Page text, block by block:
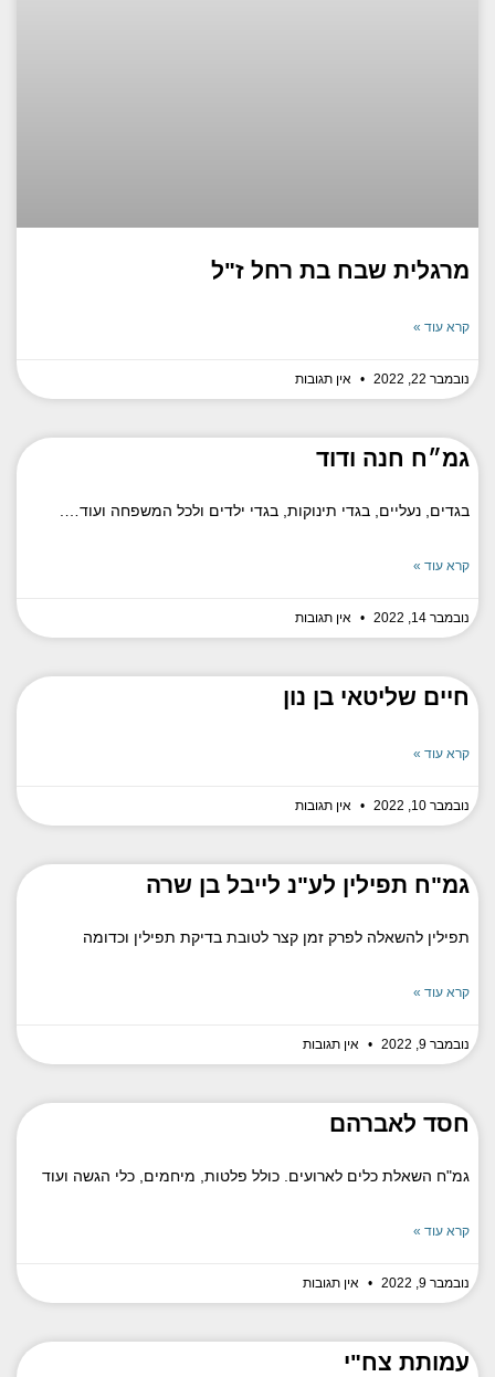
מרגלית שבח בת רחל ז"ל
קרא עוד »
נובמבר 22, 2022 אין תגובות
גמ״ח חנה ודוד
בגדים, נעליים, בגדי תינוקות, בגדי ילדים ולכל המשפחה ועוד….
קרא עוד »
נובמבר 14, 2022 אין תגובות
חיים שליטאי בן נון
קרא עוד »
נובמבר 10, 2022 אין תגובות
גמ"ח תפילין לע"נ לייבל בן שרה
תפילין להשאלה לפרק זמן קצר לטובת בדיקת תפילין וכדומה
קרא עוד »
נובמבר 9, 2022 אין תגובות
חסד לאברהם
גמ"ח השאלת כלים לארועים. כולל פלטות, מיחמים, כלי הגשה ועוד
קרא עוד »
נובמבר 9, 2022 אין תגובות
עמותת צח"י